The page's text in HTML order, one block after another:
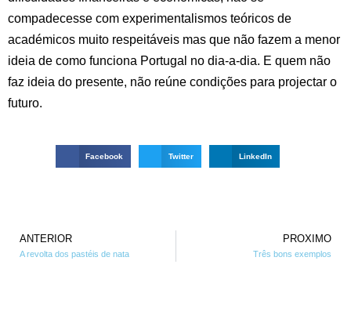
compadecesse com experimentalismos teóricos de
académicos muito respeitáveis mas que não fazem a menor
ideia de como funciona Portugal no dia-a-dia. E quem não
faz ideia do presente, não reúne condições para projectar o
futuro.
Facebook Twitter LinkedIn
ANTERIOR
A revolta dos pastéis de nata
PROXIMO
Três bons exemplos